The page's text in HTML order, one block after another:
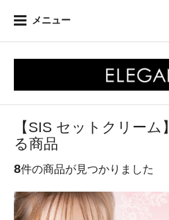
メニュー
【SIS セットクリー
る商品
8件の商品が見つかりました